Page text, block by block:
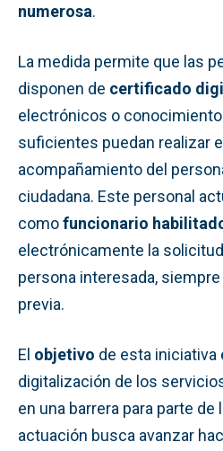
numerosa.
La medida permite que las
disponen de certificado
electrónicos o
suficientes puedan realizar
acompañamiento del
ciudadana. Este personal
comofuncionario
electrónicamente la
persona interesada,
previa.
El objetivo de esta iniciativa
digitalización de los
en una barrera para parte de
actuación busca avanzar